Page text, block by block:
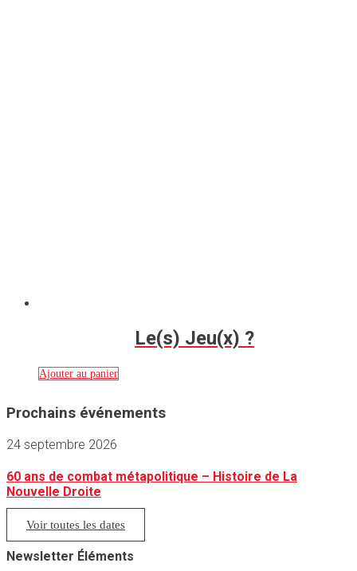
Le(s) Jeu(x) ?
Ajouter au panier
Prochains événements
24 septembre 2026
60 ans de combat métapolitique – Histoire de La
Nouvelle Droite
Voir toutes les dates
Newsletter Éléments